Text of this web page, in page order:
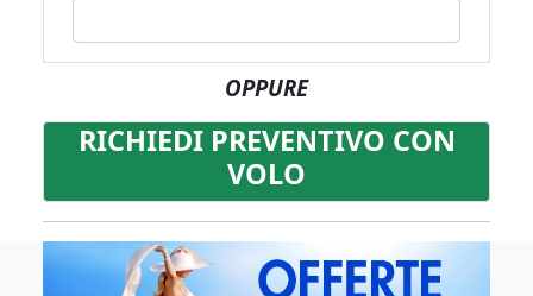
OPPURE
RICHIEDI PREVENTIVO CON
VOLO